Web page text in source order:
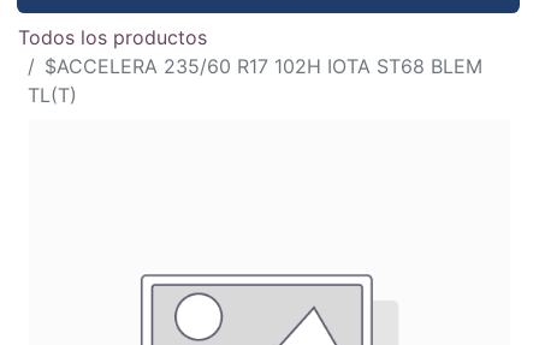
Todos los productos
$ACCELERA 235/60 R17 102H IOTA ST68 BLEM
TL(T)